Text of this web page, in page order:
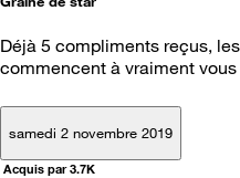
Déjà 5 compliments reçus,
commencent à vraiment vous
samedi 2 novembre 2019
Acquis par 3.7K